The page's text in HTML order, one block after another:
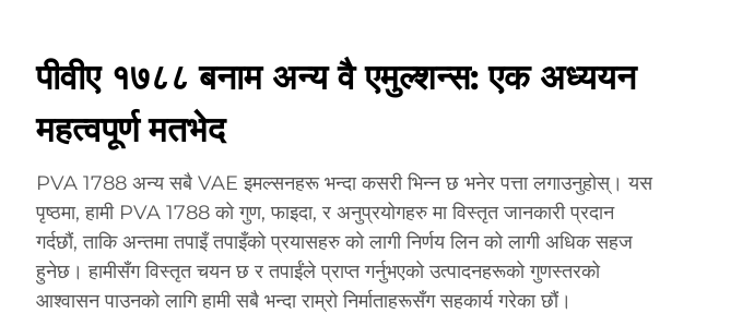
पीवीए १७८८ बनाम अन्य वै एमुल्शन्स: एक अध्ययन
महत्वपूर्ण मतभेद
PVA 1788 अन्य सबै VAE इमल्सनहरू भन्दा कसरी भिन्न छ भनेर पत्ता लगाउनुहोस्। यस
पृष्ठमा, हामी PVA 1788 को गुण, फाइदा, र अनुप्रयोगहरु मा विस्तृत जानकारी प्रदान
गर्दछौं, ताकि अन्तमा तपाइँ तपाइँको प्रयासहरु को लागी निर्णय लिन को लागी अधिक सहज
हुनेछ। हामीसँग विस्तृत चयन छ र तपाईंले प्राप्त गर्नुभएको उत्पादनहरूको गुणस्तरको
आश्वासन पाउनको लागि हामी सबै भन्दा राम्रो निर्माताहरूसँग सहकार्य गरेका छौं।